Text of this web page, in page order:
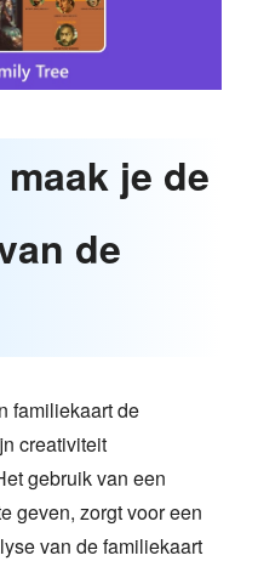
je de
de
familiekaart de
creativiteit
gebruik van een
geven, zorgt voor een
van de familiekaart